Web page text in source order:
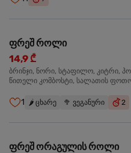
ფრეშ როლი
14,9 ₾
ბრინჯი, ნორი, სტაფილო, კიტრი,
წითელი კომბოსტი, სალათის
1 🌶️ ცხარე 🥦 ვეგანური 2
ფრეშ ორაგულის როლი